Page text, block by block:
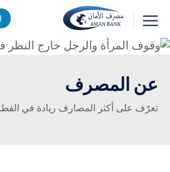
إلى
المحتوى
بحث
عن المصرف
تعرّف على أكثر المصارف ريادة في